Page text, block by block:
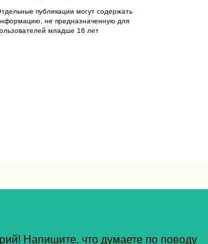
публикации могут содержать
не предназначенную для
младше 16 лет
Напишите, что думаете по поводу